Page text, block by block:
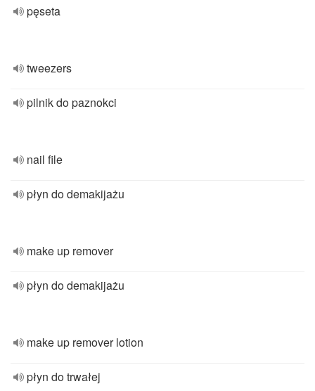
pęseta
tweezers
pilnik do paznokci
nail file
płyn do demakijażu
make up remover
płyn do demakijażu
make up remover lotion
płyn do trwałej